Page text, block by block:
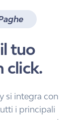
tuo
click.
si integra con
i principali